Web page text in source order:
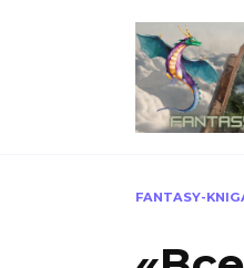
FANTASY-